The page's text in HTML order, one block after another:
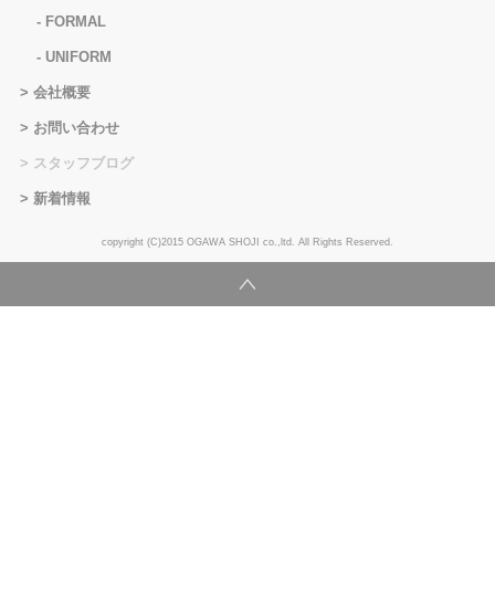
FORMAL
UNIFORM
会社概要
お問い合わせ
スタッフブログ
新着情報
copyright (C)2015 OGAWA SHOJI co.,ltd. All Rights Reserved.